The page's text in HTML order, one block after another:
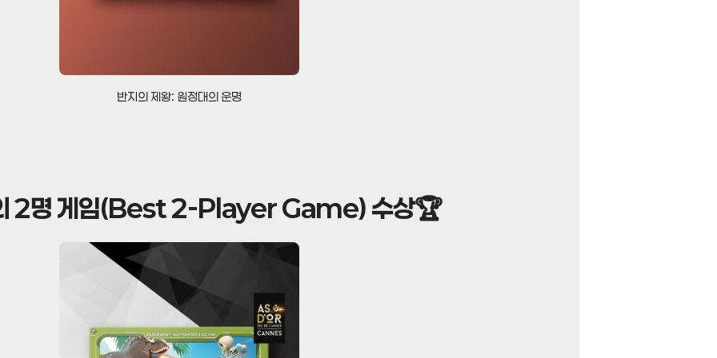
반지의 제왕: 원정대의 운명
2명 게임(Best 2-Player Game) 수상🏆